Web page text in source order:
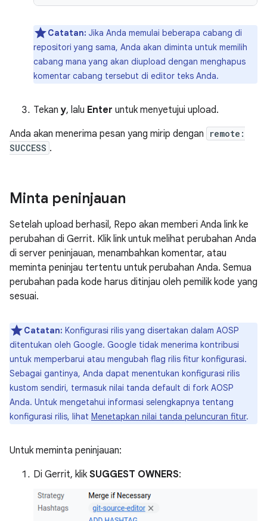
Catatan: Jika Anda memulai beberapa cabang di
repositori yang sama, Anda akan diminta untuk memilih
cabang mana yang akan diupload dengan menghapus
komentar cabang tersebut di editor teks Anda.
Tekan y, lalu Enter untuk menyetujui upload.
Anda akan menerima pesan yang mirip dengan
remote:
SUCCESS .
Minta peninjauan
Setelah upload berhasil, Repo akan memberi Anda link ke
perubahan di Gerrit. Klik link untuk melihat perubahan Anda
di server peninjauan, menambahkan komentar, atau
meminta peninjau tertentu untuk perubahan Anda. Semua
perubahan pada kode harus ditinjau oleh pemilik kode yang
sesuai.
Catatan: Konfigurasi rilis yang disertakan dalam AOSP
ditentukan oleh Google. Google tidak menerima kontribusi
untuk memperbarui atau mengubah flag rilis fitur konfigurasi.
Sebagai gantinya, Anda dapat menentukan konfigurasi rilis
kustom sendiri, termasuk nilai tanda default di fork AOSP
Anda. Untuk mengetahui informasi selengkapnya tentang
konfigurasi rilis, lihat Menetapkan nilai tanda peluncuran fitur.
Untuk meminta peninjauan:
Di Gerrit, klik SUGGEST OWNERS: